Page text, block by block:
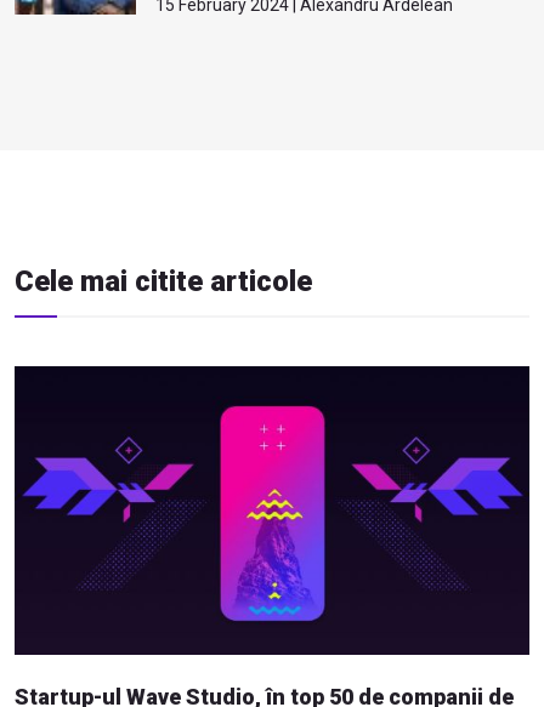
15 February 2024 | Alexandru Ardelean
Cele mai citite articole
Startup-ul Wave Studio, în top 50 de companii de